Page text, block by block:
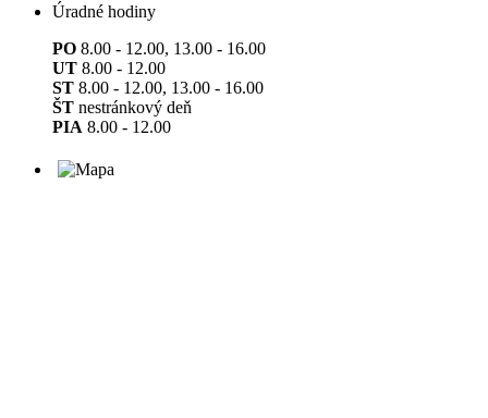
Úradné hodiny
PO 8.00 - 12.00, 13.00 - 16.00
UT 8.00 - 12.00
ST 8.00 - 12.00, 13.00 - 16.00
ŠT nestránkový deň
PIA 8.00 - 12.00